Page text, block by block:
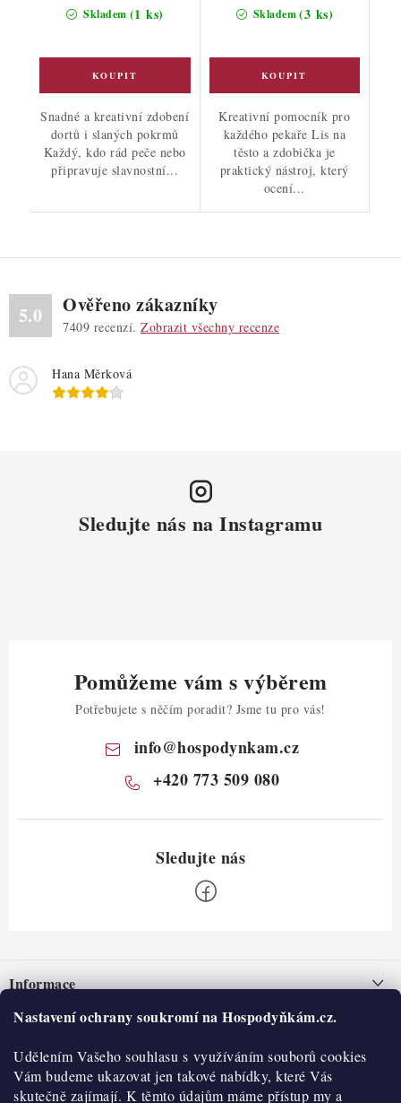
Nastavení ochrany soukromí na Hospodyňkám.cz.
Udělením Vašeho souhlasu s využíváním souborů cookies
Vám budeme ukazovat jen takové nabídky, které Vás
skutečně zajímají. K těmto údajům máme přístup my a
Skladem (1 ks)
Snadné a kreativní zdobení
dortů i slaných pokrmů
Každý, kdo rád peče nebo
připravuje slavnostní...
Skladem(3 ks)
Kreativní pomocník pro
každého pekaře Lis na
těsto a zdobička je
praktický nástroj, který
ocení...
5.0 Ověřeno zákazníky
7409 recenzí. Zobrazit všechny recenze
Hana Měrková
Sledujte nás na Instagramu
Pomůžeme vám s výběrem
Potřebujete s něčím poradit? Jsme tu pro vás!
info@hospodynkam.cz
+420 773 509 080
pInformace
Nepřevzetí zásilky na dobírku
Obchodní podmínky
Hodnocení obchodu
O nás
Historie
O nákupu